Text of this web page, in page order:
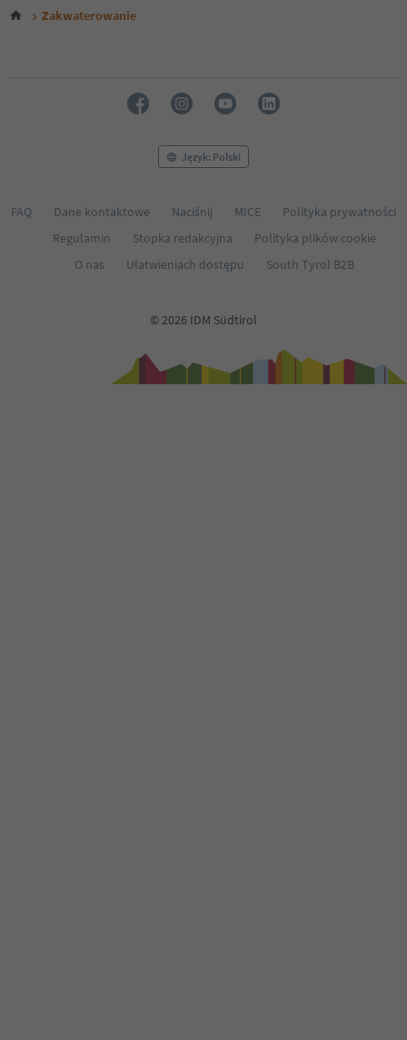
Zakwaterowanie
Język: Polski
FAQ Dane kontaktowe Naciśnij MICE
Polityka prywatności
Regulamin
Stopka redakcyjna
Polityka plików cookie
O nas
Ułatwieniach dostępu South Tyrol B2B
© 2026 IDM Südtirol